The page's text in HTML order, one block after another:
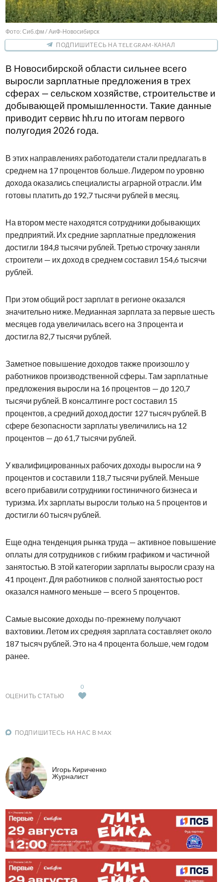
Фото: Сиб.фм / АиФ-Новосибирск
ПОДПИШИТЕСЬ НА TELEGRAM-КАНАЛ
В Новосибирской области сильнее всего
выросли зарплатные предложения в трех
сферах — сельском хозяйстве, строительстве и
добывающей промышленности. Такие данные
приводит сервис hh.ru по итогам первого
полугодия 2026 года.
В этих направлениях работодатели стали предлагать в
среднем на 17 процентов больше. Лидером по уровню
дохода оказались специалисты аграрной отрасли. Им
готовы платить до 192,7 тысячи рублей в месяц.
На втором месте находятся сотрудники добывающих
предприятий. Их средние зарплатные предложения
достигли 184,8 тысячи рублей. Третью строчку заняли
строители — их доход в среднем составил 154,6 тысячи
рублей.
При этом общий рост зарплат в регионе оказался
значительно ниже. Медианная зарплата за первые шесть
месяцев года увеличилась всего на 3 процента и
достигла 82,7 тысячи рублей.
Заметное повышение доходов также произошло у
работников производственной сферы. Там зарплатные
предложения выросли на 16 процентов — до 120,7
тысячи рублей. В консалтинге рост составил 15
процентов, а средний доход достиг 127 тысяч рублей. В
сфере безопасности зарплаты увеличились на 12
процентов — до 61,7 тысячи рублей.
У квалифицированных рабочих доходы выросли на 9
процентов и составили 118,7 тысячи рублей. Меньше
всего прибавили сотрудники гостиничного бизнеса и
туризма. Их зарплаты выросли только на 5 процентов и
достигли 60 тысяч рублей.
Еще одна тенденция рынка труда — активное повышение
оплаты для сотрудников с гибким графиком и частичной
занятостью. В этой категории зарплаты выросли сразу на
41 процент. Для работников с полной занятостью рост
оказался намного меньше — всего 5 процентов.
Самые высокие доходы по-прежнему получают
вахтовики. Летом их средняя зарплата составляет около
187 тысяч рублей. Это на 4 процента больше, чем годом
ранее.
ОЦЕНИТЬ СТАТЬЮ
0
ПОДПИШИТЕСЬ НА НАС В MAX
Игорь Кириченко
Журналист